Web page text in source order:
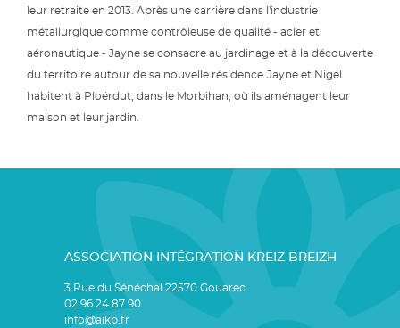
leur retraite en 2013. Après une carrière dans l'industrie
métallurgique comme contrôleuse de qualité - acier et
aéronautique - Jayne se consacre au jardinage et à la découverte
du territoire autour de sa nouvelle résidence.Jayne et Nigel
habitent à Ploërdut, dans le Morbihan, où ils aménagent leur
maison et leur jardin.
ASSOCIATION INTÉGRATION KREIZ BREIZH
3 Rue du Sénéchal 22570 Gouarec
02 96 24 87 90
info@aikb.fr